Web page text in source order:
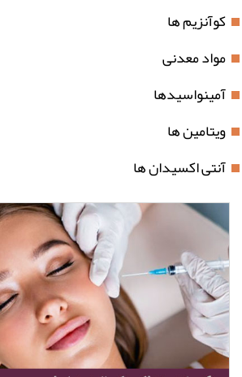
کوآنزیم ها
مواد معدنی
آمینواسیدها
ویتامین ها
آنتی اکسیدان ها